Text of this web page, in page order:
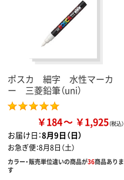
ポスカ 細字 水性マーカ
ー 三菱鉛筆（uni）
￥184 ￥1,925
お届け日：8月9日（日）
お急ぎ便：8月8日（土）
カラー・販売単位違いの商品が36商品ありま
す